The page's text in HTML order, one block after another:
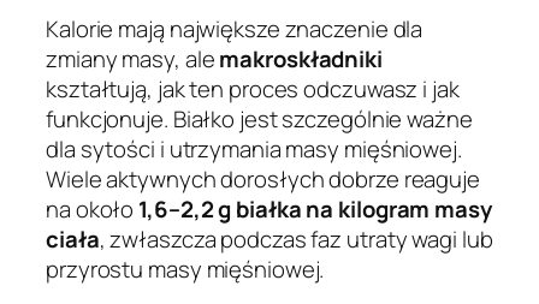
Kalorie mają największe znaczenie dla
zmiany masy, alemakroskładniki
kształtują, jak ten proces odczuwasz i jak
funkcjonuje. Białko jest szczególnie ważne
dla sytości i utrzymania masy mięśniowej.
Wiele aktywnych dorosłych dobrze reaguje
na około 1,6–2,2 g białka na kilogram masy
ciała, zwłaszcza podczas faz utraty wagi lub
przyrostu masy mięśniowej.